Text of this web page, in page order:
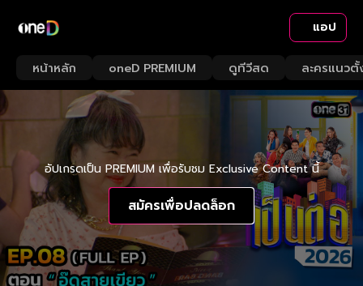
แอป
หน้าหลัก oneD PREMIUM ดูทีวีสด ละครแนวตั้
อัปเกรดเป็น PREMIUM เพื่อรับชม Exclusive Content นี้
สมัครเพื่อปลดล็อก